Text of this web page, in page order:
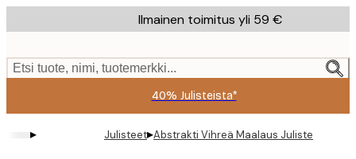
to
content.
Ilmainen toimitus yli 59 €
Etsi tuote, nimi, tuotemerkki...
40% Julisteista*
▸ Julisteet▸Abstrakti Vihreä Maalaus Juliste